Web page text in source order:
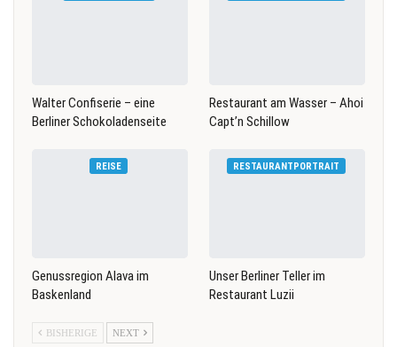
Walter Confiserie – eine
Berliner Schokoladenseite
Restaurant am Wasser – Ahoi
Capt’n Schillow
REISE
Genussregion Alava im
Baskenland
RESTAURANTPORTRAIT
Unser Berliner Teller im
Restaurant Luzii
BISHERIGE NEXT